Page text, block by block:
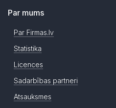
Par mums
Par Firmas.lv
Statistika
Licences
Sadarbības partneri
Atsauksmes